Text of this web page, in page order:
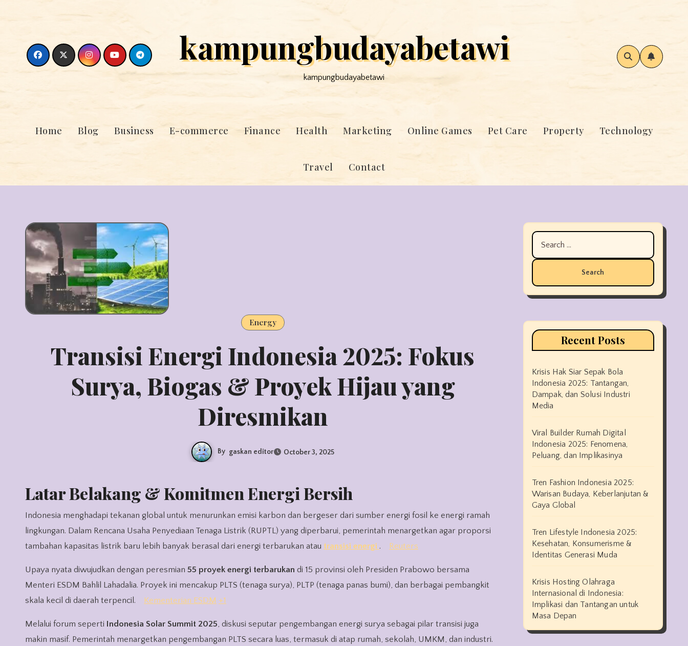
kampungbudayabetawi
kampungbudayabetawi
Home Blog Business E-commerce Finance Health Marketing Online Games Pet Care Property Technology
Travel Contact
Energy
Transisi Energi Indonesia 2025: Fokus
Surya, Biogas & Proyek Hijau yang
Diresmikan
By gaskan editor October 3, 2025
Latar Belakang & Komitmen Energi Bersih
lingkungan. Dalam Rencana Usaha Penyediaan Tenaga Listrik (RUPTL) yang diperbarui, pemerintah menargetkan agar proporsi
tambahan kapasitas listrik baru lebih banyak berasal dari energi terbarukan atau transisi energi . Reuters
Upaya nyata diwujudkan dengan peresmian 55 proyek energi terbarukan di 15 provinsi oleh Presiden Prabowo bersama
Menteri ESDM Bahlil Lahadalia. Proyek ini mencakup PLTS (tenaga surya), PLTP (tenaga panas bumi), dan berbagai pembangkit
skala kecil di daerah terpencil.
Kementerian ESDM +1
Melalui forum seperti Indonesia Solar Summit 2025, diskusi seputar pengembangan energi surya sebagai pilar transisi juga
makin masif. Pemerintah menargetkan pengembangan PLTS secara luas, termasuk di atap rumah, sekolah, UMKM, dan industri.
Search
for:
Recent Posts
Krisis Hak Siar Sepak Bola
Indonesia 2025: Tantangan,
Dampak, dan Solusi Industri
Media
Viral Builder Rumah Digital
Indonesia 2025: Fenomena,
Peluang, dan Implikasinya
Tren Fashion Indonesia 2025:
Warisan Budaya, Keberlanjutan &
Gaya Global
Tren Lifestyle Indonesia 2025:
Kesehatan, Konsumerisme &
Identitas Generasi Muda
Krisis Hosting Olahraga
Internasional di Indonesia:
Implikasi dan Tantangan untuk
Masa Depan